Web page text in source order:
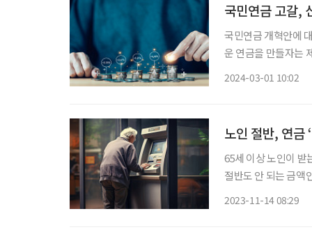
국민연금 고갈,
국민연금 개혁안에
운 연금을 만들자는 제안을 내놓았다. 지난해 10월
2024-03-01 10:02
노인 절반, 연금
65세 이상 노인이 받
절반도 안 되는 금액
2023-11-14 08:29